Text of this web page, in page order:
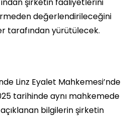
şirketin faaliyetlerini
değerlendirileceğini
tarafından yürütülecek.
Linz Eyalet Mahkemesi’nde
tarihinde aynı mahkemede
bilgilerin şirketin